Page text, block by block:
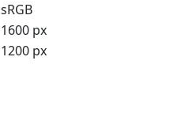
sRGB
1600 px
1200 px